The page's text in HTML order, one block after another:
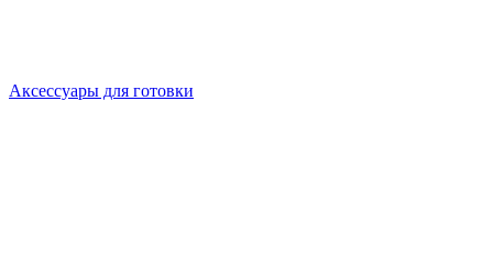
Аксессуары для готовки